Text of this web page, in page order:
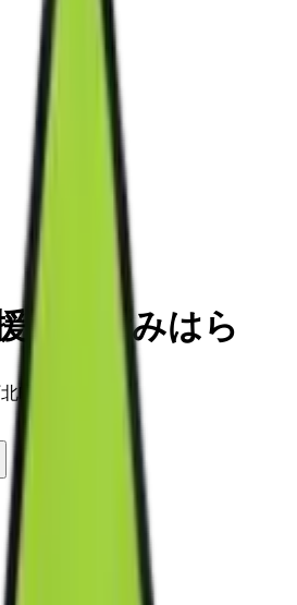
事業所みはら
町６丁目37-32